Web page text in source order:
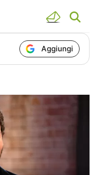
Aggiungi